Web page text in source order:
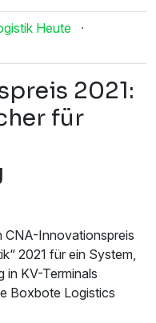
Heute
·
2021:
für
CNA-Innovationspreis
2021 für ein System,
in KV-Terminals
Boxbote Logistics